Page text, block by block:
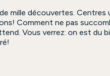
mille découvertes. Centres
Comment ne pas
Vous verrez: on est du